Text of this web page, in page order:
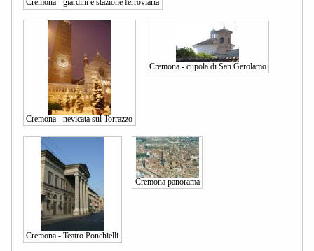
Cremona - giardini e stazione ferroviaria
Cremona - nevicata sul Torrazzo
Cremona - cupola di San Gerolamo
Cremona - Teatro Ponchielli
Cremona panorama